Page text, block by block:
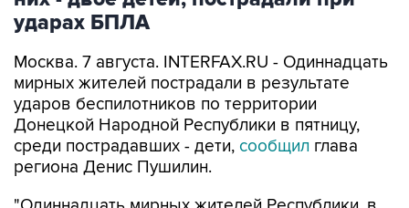
Москва. 7 августа. INTERFAX.RU - Одиннадцать
ударов беспилотников по территории
Донецкой Народной Республики в пятницу,
среди пострадавших - дети,сообщилглава
региона Денис Пушилин.
"Одиннадцать мирных жителей Республики, в